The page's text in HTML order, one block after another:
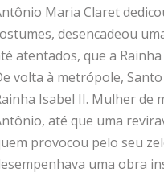
Maria Claret
desencadeou
atentados, que a
volta à metrópole,
Isabel II. Mulher de
até que uma
provocou pelo seu
uma obra